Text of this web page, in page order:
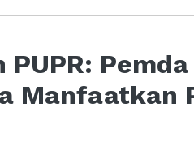
Pemda
Manfaatkan